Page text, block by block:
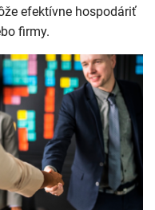
efektívne hospodáriť
firmy.